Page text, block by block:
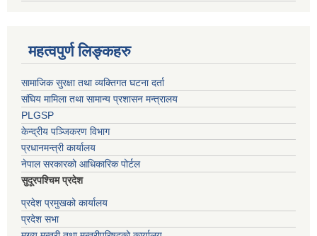
महत्वपुर्ण लिङ्कहरु
सामाजिक सुरक्षा तथा व्यक्तिगत घटना दर्ता
संघिय मामिला तथा सामान्य प्रशासन मन्त्रालय
PLGSP
केन्द्रीय पञ्जिकरण विभाग
प्रधानमन्त्री कार्यालय
नेपाल सरकारको आधिकारिक पोर्टल
सुदूरपश्चिम प्रदेश
प्रदेश प्रमुखको कार्यालय
प्रदेश सभा